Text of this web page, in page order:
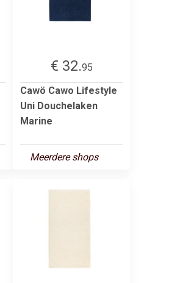
€ 32.95
Cawö Cawo Lifestyle
Uni Douchelaken
Marine
Meerdere shops